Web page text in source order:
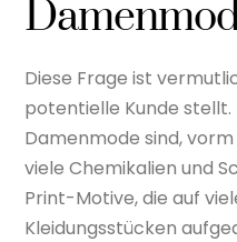
Diese Frage ist
potentielle Kunde
Damenmode sind,
viele Chemikalien und
Print-Motive, die auf
Kleidungsstücken